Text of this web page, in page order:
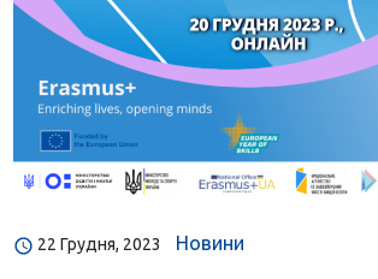
22 Грудня, 2023 Новини